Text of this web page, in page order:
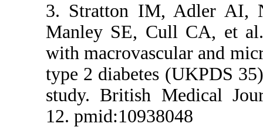
3. Stratton IM,
Manley SE, Cull
with
type 2 diabetes
study. British
12. pmid:10938048